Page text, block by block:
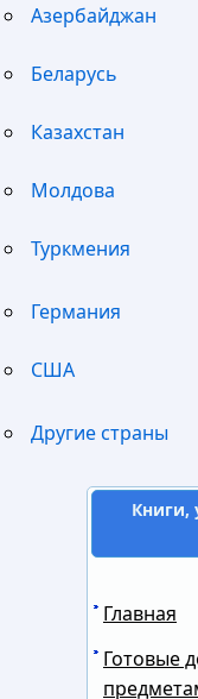
Азербайджан
Беларусь
Казахстан
Молдова
Туркмения
Германия
США
Другие страны
Книги,
Главная
Готовые